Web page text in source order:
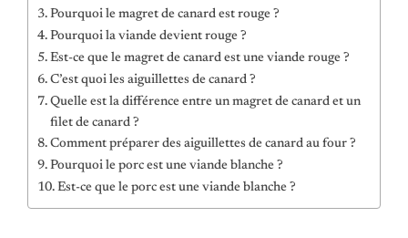
Pourquoi le magret de canard est rouge ?
Pourquoi la viande devient rouge ?
Est-ce que le magret de canard est une viande rouge ?
C’est quoi les aiguillettes de canard ?
Quelle est la différence entre un magret de canard et un
filet de canard ?
Comment préparer des aiguillettes de canard au four ?
Pourquoi le porc est une viande blanche ?
Est-ce que le porc est une viande blanche ?